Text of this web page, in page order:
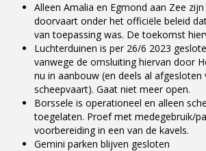
Alleen Amalia en Egmond aan Zee
doorvaart onder het officiële beleid
van toepassing was. De toekomst
Luchterduinen is per 26/6 2023
vanwege de omsluiting hiervan door
nu in aanbouw (en deels al afgesloten
scheepvaart). Gaat niet meer open.
Borssele is operationeel en alleen
toegelaten. Proef met medegebruik/
voorbereiding in een van de kavels.
Gemini parken blijven gesloten